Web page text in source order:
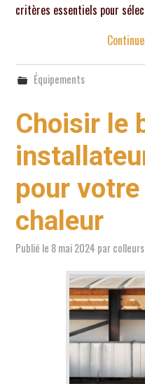
critères essentiels pour
Équipements
Choisir le
pour
chaleur
Publié le 8 mai 2024 par